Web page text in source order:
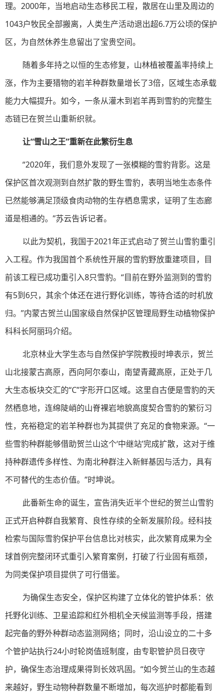
理。2000年，当地启动生态移民工程，散居在山里及周边的
1043户牧民全部搬离，人类生产活动退出超6.7万公顷的保护
区，为自然休养生息留出了宝贵空间。
随着多年持之以恒的生态修复，山林植被覆盖率持续上
涨，作为主要猎物的岩羊种群数量增长了3倍，区域生态承载
能力大幅提升。如今，一条从灌木到岩羊再到雪豹的完整生
态链已在贺兰山重新织就。
让“雪山之王”重新在此繁衍生息
“2020年，我们意外发现了一张模糊的雪豹背影。这是
保护区首次观测到自然扩散的野生雪豹，表明当地生态条件
已然能够满足顶级食肉动物的生存栖息需求，证明了生态廊
道是相通的。”苏云告诉记者。
以此为契机，我国于2021年正式启动了贺兰山雪豹重引
入工程。作为我国首个系统性开展的雪豹野放重建项目，目
前该工程已成功重引入8只雪豹。“目前在野外监测到的雪豹
有5到6只，其余个体还在进行野化训练，等待合适的时机放
归。”内蒙古贺兰山国家级自然保护区管理局野生动植物保护
科科长阿丽玛介绍。
北京林业大学生态与自然保护学院教授时坤表示，贺兰
山北接蒙古高原，西向阿尔泰山，南望青藏高原，正处于几
大生态板块交汇的“C”字形开口区域。这里自古便是雪豹的天
然栖息地，连绵陡峭的山脊裸岩地貌高度契合雪豹的繁衍习
性，充裕稳定的岩羊种群也为其提供了充足的食物来源。“一
些雪豹种群能够借助贺兰山这个‘中继站’完成扩散，这对于维
持种群遗传多样性、为南北种群注入新鲜基因与活力，具有
不可替代的生态价值。”时坤说。
此番新生命的诞生，宣告消失近半个世纪的贺兰山雪豹
正式开启种群自我繁育、良性存续的全新发展阶段。经科技
检索与国际雪豹保护平台信息比对核实，此次繁育成果为全
球首例完整闭环式重引入繁育案例，打破了行业固有瓶颈，
为同类保护项目提供了可行借鉴。
为确保生态安全，保护区构建了立体化的管护体系：依
托野化训练、卫星追踪和红外相机全天候监测等手段，搭建
起完备的野外种群动态监测网络；同时，沿山设立的二十多
个管护站执行24小时轮岗值班制度，由专职管护员日夜守
护，确保生态治理成果得到长效巩固。“如今贺兰山的生态越
来越好，野生动物种群数量不断增加，每次巡护时都能看到